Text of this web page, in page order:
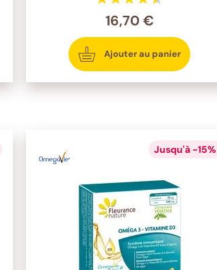
16,70 €
Ajouter au panier
Jusqu'à -15%